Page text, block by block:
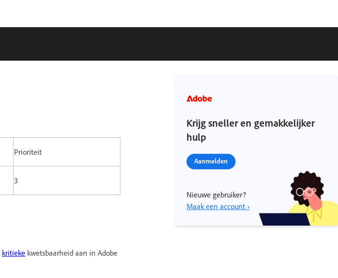
Prioriteit
3
kritieke kwetsbaarheid aan in Adobe
Krijg sneller en gemakkelijker
hulp
Aanmelden
Nieuwe gebruiker?
Maak een account ›